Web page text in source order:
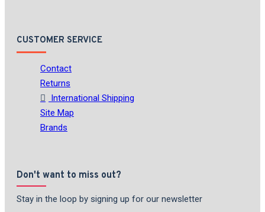
CUSTOMER SERVICE
Contact
Returns
International Shipping
Site Map
Brands
Don't want to miss out?
Stay in the loop by signing up for our newsletter